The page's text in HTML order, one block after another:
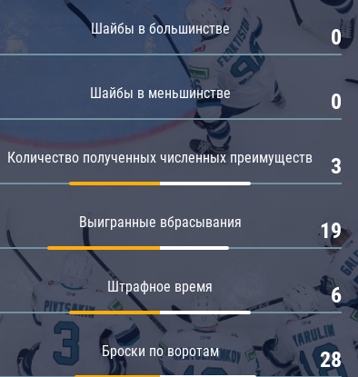
Шайбы в большинстве 0
Шайбы в меньшинстве 0
Количество полученных численных преимуществ 3
Выигранные вбрасывания 19
Штрафное время 6
Броски по воротам 28